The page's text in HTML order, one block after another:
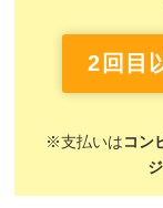
2回目
※支払いは コン